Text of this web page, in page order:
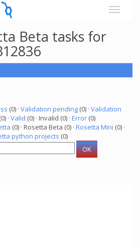
Beta tasks for
(0) · Validation pending (0) · Validation
(0) · Valid (0) · Invalid (0) · Error (0)
(0) · Rosetta Beta (0) · Rosetta Mini (0) ·
python projects (0)